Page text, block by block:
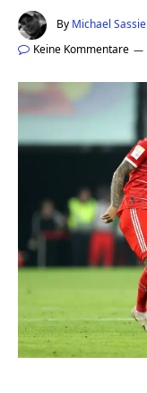
By Michael Sassie
Keine Kommentare